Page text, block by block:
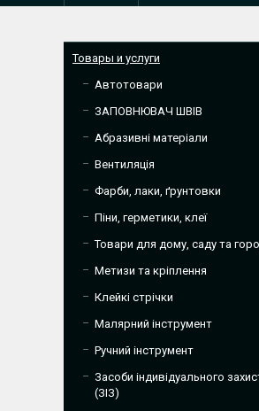
Товары и услуги
Автотовари
ЗАПОВНЮВАЧ ШВІВ
Абразивні матеріали
Вентиляція
Фарби, лаки, ґрунтовки
Піни, герметики, клеї
Товари для дому, саду та
Метизи та кріплення
Клейкі стрічки
Малярний інструмент
Ручний інструмент
Засоби індивідуального
(ЗІЗ)